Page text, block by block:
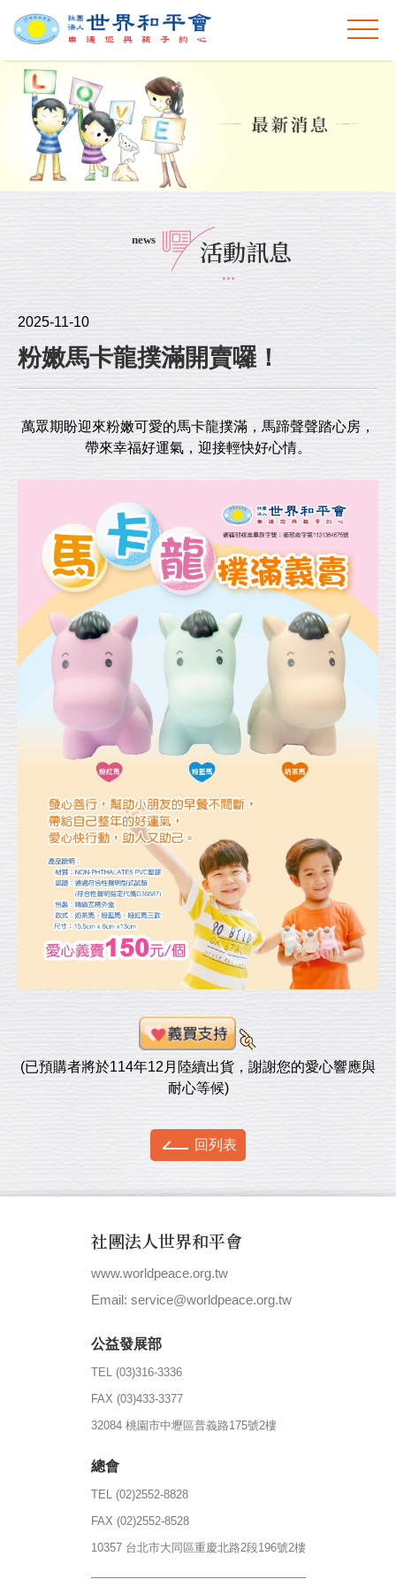
news
活動訊息
回列表
2025-11-10
粉嫩馬卡龍撲滿開賣囉！
萬眾期盼迎來粉嫩可愛的馬卡龍撲滿，馬蹄聲聲踏心房，
帶來幸福好運氣，迎接輕快好心情。
(已預購者將於114年12月陸續出貨，謝謝您的愛心響應與
耐心等候)
社團法人世界和平會
www.worldpeace.org.tw
Email: service@worldpeace.org.tw
公益發展部
TEL (03)316-3336
FAX (03)433-3377
32084 桃園市中壢區普義路175號2樓
總會
TEL (02)2552-8828
FAX (02)2552-8528
10357 台北市大同區重慶北路2段196號2樓